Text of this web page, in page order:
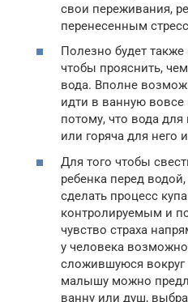
свои переживания,
перенесенным
Полезно будет
чтобы прояснить,
вода. Вполне
идти в ванную вовсе
потому, что вода
или горяча для него
Для того чтобы
ребенка перед
сделать процесс
контролируемым и
чувство страха
у человека
сложившуюся вокруг
малышу можно
ванну или душ,